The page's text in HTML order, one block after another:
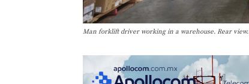
Man forklift driver working in a warehouse. Rear view.